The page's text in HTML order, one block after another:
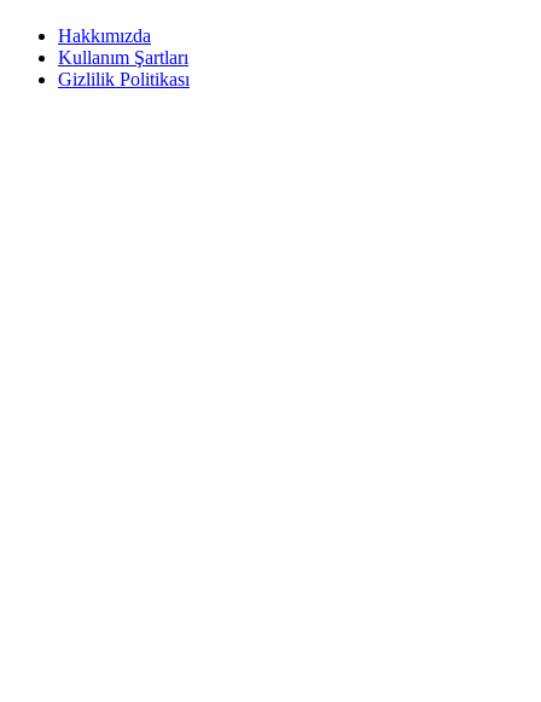
Hakkımızda
Kullanım Şartları
Gizlilik Politikası